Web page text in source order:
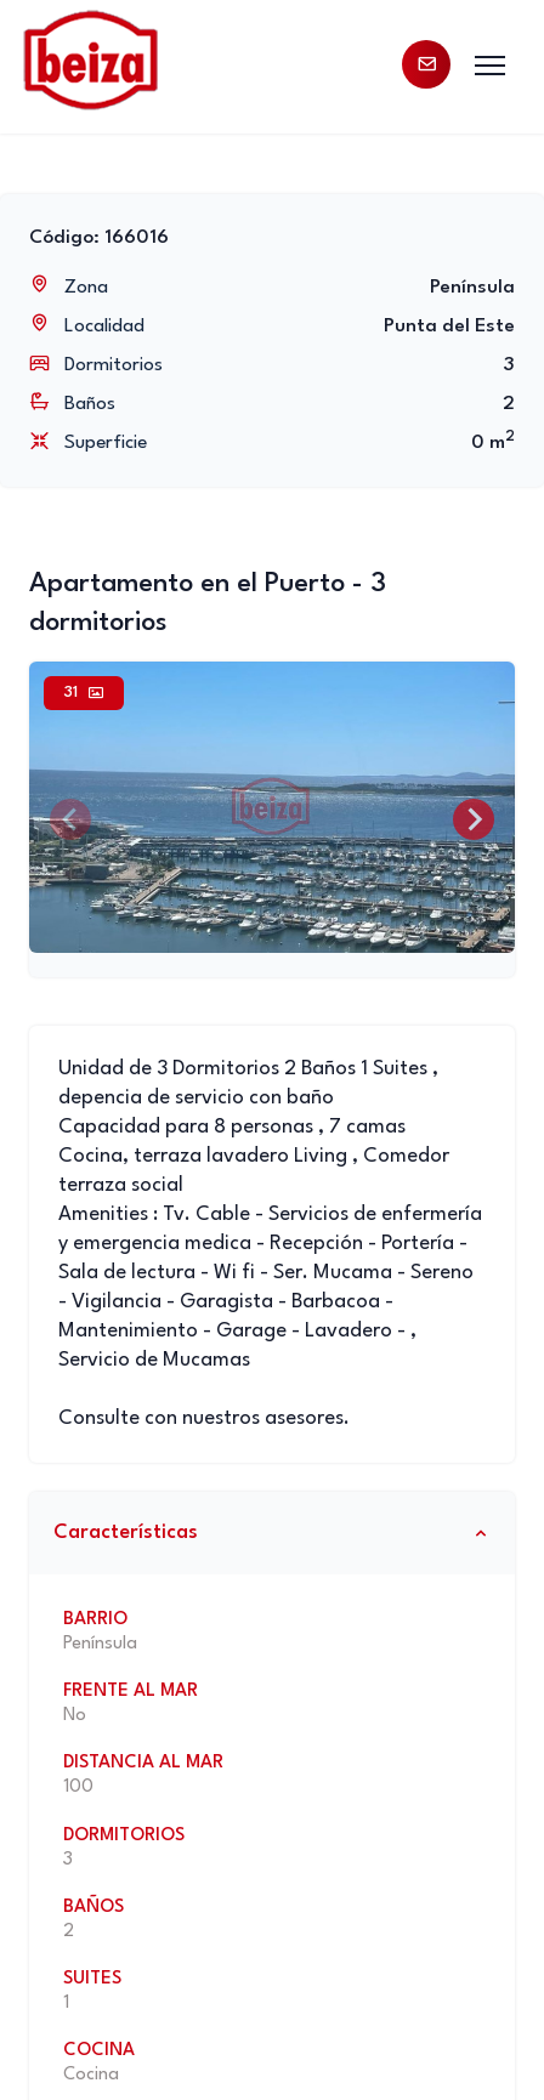
Código: 166016
Zona
Península
Localidad
Punta del Este
Dormitorios
3
Baños
2
Superficie
0 m2
Apartamento en el Puerto - 3
dormitorios
31
Unidad de 3 Dormitorios 2 Baños 1 Suites ,
depencia de servicio con baño
Capacidad para 8 personas , 7 camas
Cocina, terraza lavadero Living , Comedor
terraza social
Amenities : Tv. Cable - Servicios de enfermería
y emergencia medica - Recepción - Portería -
Sala de lectura - Wi fi - Ser. Mucama - Sereno
- Vigilancia - Garagista - Barbacoa -
Mantenimiento - Garage - Lavadero - ,
Servicio de Mucamas
Consulte con nuestros asesores.
Características
BARRIO
Península
FRENTE AL MAR
No
DISTANCIA AL MAR
100
DORMITORIOS
3
BAÑOS
2
SUITES
1
COCINA
Cocina